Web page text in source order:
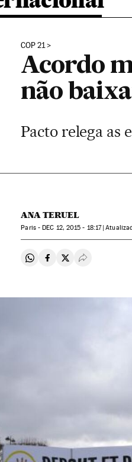
COP 21
Acordo
não
Pacto relega as
ANA TERUEL
Paris -DEC 12, 2015 - 18:17
Compartir en Whatsapp
Compartir en
Compartir en
Desplegar